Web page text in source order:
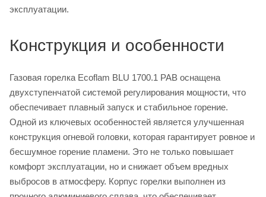
эксплуатации.
Конструкция и особенности
Газовая горелка Ecoflam BLU 1700.1 PAB оснащена
двухступенчатой системой регулирования мощности, что
обеспечивает плавный запуск и стабильное горение.
Одной из ключевых особенностей является улучшенная
конструкция огневой головки, которая гарантирует ровное и
бесшумное горение пламени. Это не только повышает
комфорт эксплуатации, но и снижает объем вредных
выбросов в атмосферу. Корпус горелки выполнен из